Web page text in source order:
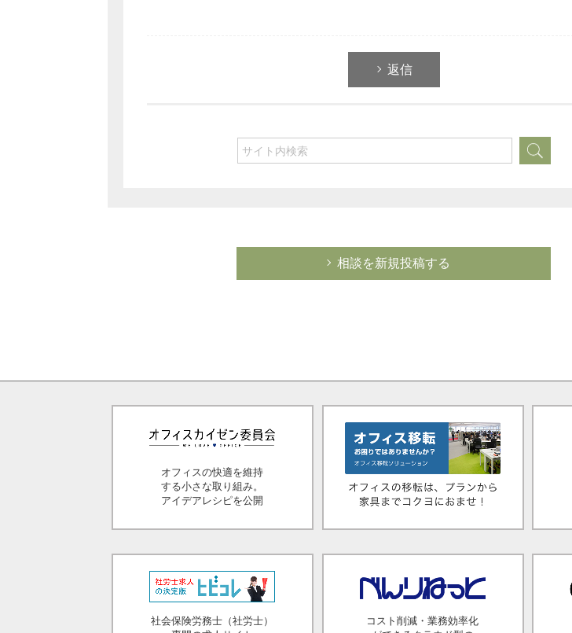
返信
相談を新規投稿する
オフィスの快適を維持
する小さな取り組み。
アイデアレシピを公開
社会保険労務士（社労士）
コスト削減・業務効率化